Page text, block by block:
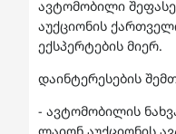
ავტომობილი
აუქციონის
ექსპერტების მიერ.
დაინტერესების
- ავტომობილის
ლაიონ აუქციონის